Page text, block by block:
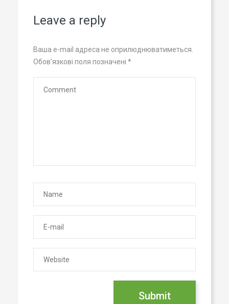
Leave a reply
Ваша e-mail адреса не оприлюднюватиметься.
Обов’язкові поля позначені *